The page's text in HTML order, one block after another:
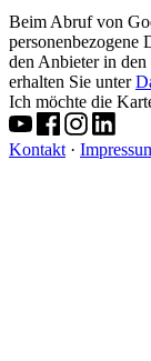
Beim Abruf von
personenbezogene
den Anbieter in
erhalten Sie unter
Ich möchte die
Kontakt ·